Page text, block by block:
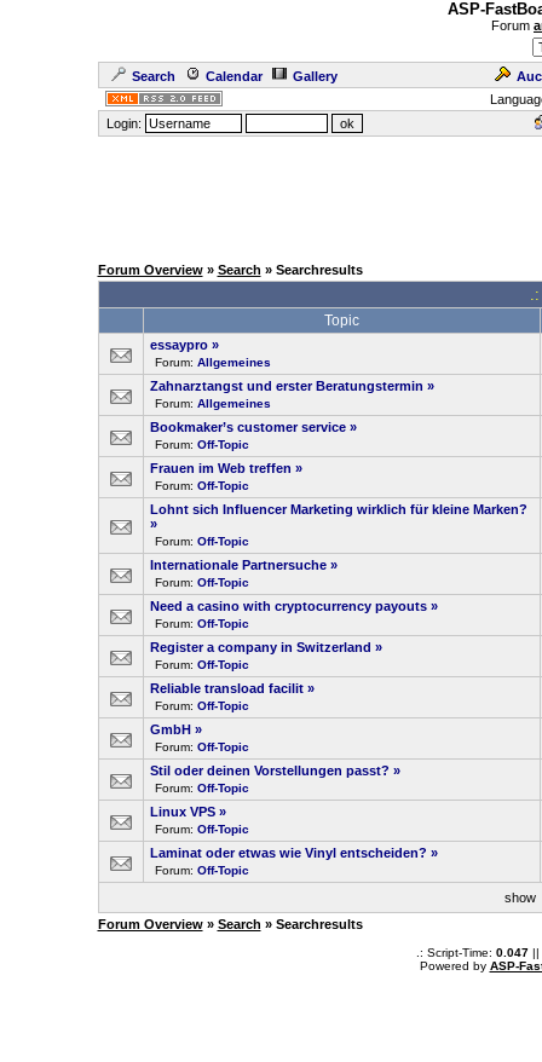
ASP-
Forum
Search Calendar Gallery
Login:
Forum Overview» Search » Searchresults
Topic
essaypro »
Forum: Allgemeines
Zahnarztangst und erster Beratungstermin »
Forum: Allgemeines
Bookmaker’s customer service »
Forum: Off-Topic
Frauen im Web treffen »
Forum: Off-Topic
Lohnt sich Influencer Marketing wirklich für kleine Marken?
»
Forum: Off-Topic
Internationale Partnersuche »
Forum: Off-Topic
Need a casino with cryptocurrency payouts »
Forum: Off-Topic
Register a company in Switzerland »
Forum: Off-Topic
Reliable transload facilit »
Forum: Off-Topic
GmbH »
Forum: Off-Topic
Stil oder deinen Vorstellungen passt? »
Forum: Off-Topic
Linux VPS »
Forum: Off-Topic
Laminat oder etwas wie Vinyl entscheiden? »
Forum: Off-Topic
show
Forum Overview» Search » Searchresults
.: Script-Time: 0.047 ||
Powered by ASP-